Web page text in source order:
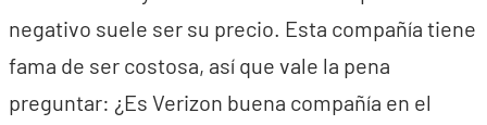
negativo suele ser su precio. Esta compañía tiene
fama de ser costosa, así que vale la pena
preguntar: ¿Es Verizon buena compañía en el